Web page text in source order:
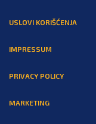
USLOVI KORIŠĆENJA
IMPRESSUM
PRIVACY POLICY
MARKETING